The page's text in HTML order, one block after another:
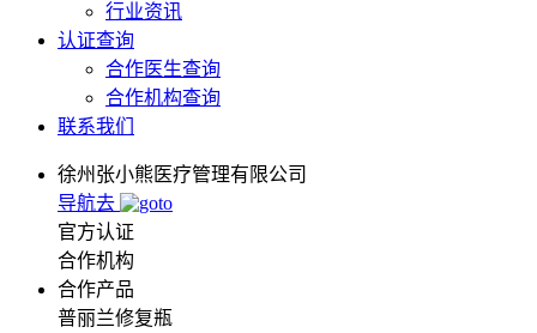
行业资讯
认证查询
合作医生查询
合作机构查询
联系我们
徐州张小熊医疗管理有限公司
导航去
官方认证
合作机构
合作产品
普丽兰修复瓶